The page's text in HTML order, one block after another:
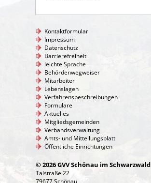
Kontaktformular
Impressum
Datenschutz
Barrierefreiheit
leichte Sprache
Behördenwegweiser
Mitarbeiter
Lebenslagen
Verfahrensbeschreibungen
Formulare
Aktuelles
Mitgliedsgemeinden
Verbandsverwaltung
Amts- und Mitteilungsblatt
Öffentliche Einrichtungen
© 2026 GVV Schönau im Schwarzwald
Talstraße 22
79677 Schönau